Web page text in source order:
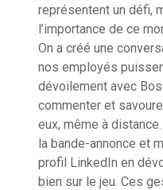
représentent un défi,
l’importance de ce
On a créé une
nos employés
dévoilement avec
commenter et
eux, même à
la bande-annonce et
profil LinkedIn en
bien sur le jeu . Ces